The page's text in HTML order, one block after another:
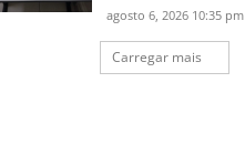
agosto 6, 2026 10:35 pm
Carregar mais